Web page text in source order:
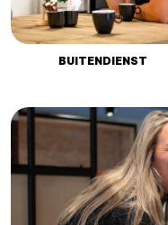
BUITENDIENST